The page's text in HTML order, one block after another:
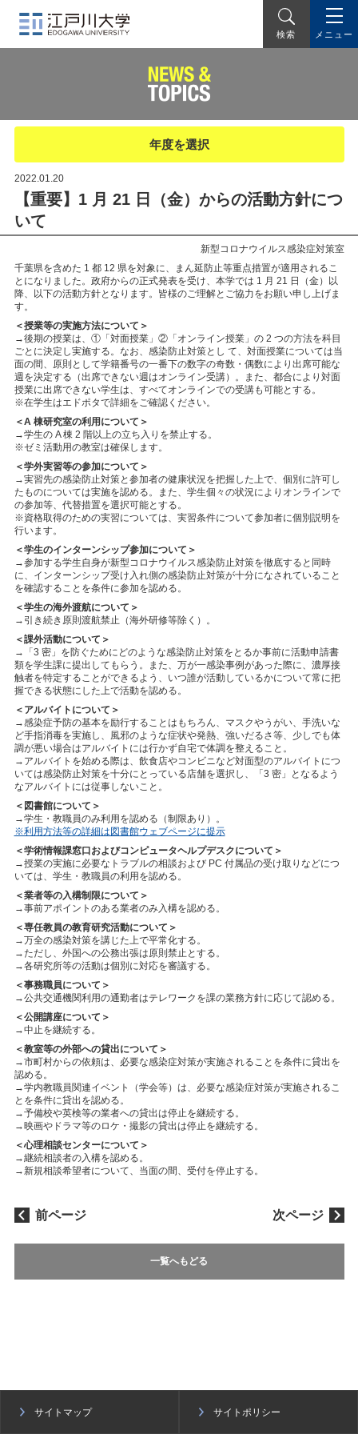
検索 メニュー
年度を選択
2022.01.20
【重要】1 月 21 日（金）からの活動方針につ
いて
新型コロナウイルス感染症対策室
千葉県を含めた 1 都 12 県を対象に、まん延防止等重点措置が適用されるこ
とになりました。政府からの正式発表を受け、本学では 1 月 21 日（金）以
降、以下の活動方針となります。皆様のご理解とご協力をお願い申し上げま
す。
＜授業等の実施方法について＞
→後期の授業は、①「対⾯授業」②「オンライン授業」の 2 つの⽅法を科⽬
ごとに決定し実施する。なお、感染防⽌対策とし て、対⾯授業については当
⾯の間、原則として学籍番号の⼀番下の数字の奇数・偶数により出席可能な
週を決定する（出席できない週はオンライン受講）。また、都合により対⾯
授業に出席できない学⽣は、すべてオンラインでの受講も可能とする。
※在学生はエドポタで詳細をご確認ください。
＜A 棟研究室の利用について＞
→学生の A 棟 2 階以上の立ち入りを禁止する。
※ゼミ活動用の教室は確保します。
＜学外実習等の参加について＞
→実習先の感染防止対策と参加者の健康状況を把握した上で、個別に許可し
たものについては実施を認める。また、学生個々の状況によりオンラインで
の参加等、代替措置を選択可能とする。
※資格取得のための実習については、実習条件について参加者に個別説明を
行います。
＜学生のインターンシップ参加について＞
→参加する学生自身が新型コロナウイルス感染防止対策を徹底すると同時
に、インターンシップ受け入れ側の感染防止対策が十分になされていること
を確認することを条件に参加を認める。
＜学生の海外渡航について＞
→引き続き原則渡航禁止（海外研修等除く）。
＜課外活動について＞
→「3 密」を防ぐためにどのような感染防⽌対策をとるか事前に活動申請書
類を学⽣課に提出してもらう。また、万が⼀感染事例があった際に、濃厚接
触者を特定することができるよう、いつ誰が活動しているかについて常に把
握できる状態にした上で活動を認める。
＜アルバイトについて＞
→感染症予防の基本を励行することはもちろん、マスクやうがい、手洗いな
ど手指消毒を実施し、風邪のような症状や発熱、強いだるさ等、少しでも体
調が悪い場合はアルバイトには行かず自宅で体調を整えること。
→アルバイトを始める際は、飲食店やコンビニなど対面型のアルバイトにつ
いては感染防止対策を十分にとっている店舗を選択し、「3 密」となるよう
なアルバイトには従事しないこと。
＜図書館について＞
→学生・教職員のみ利用を認める（制限あり）。
※利用方法等の詳細は図書館ウェブページに提示
＜学術情報課窓口およびコンピュータヘルプデスクについて＞
→授業の実施に必要なトラブルの相談および PC 付属品の受け取りなどにつ
いては、学生・教職員の利用を認める。
＜業者等の入構制限について＞
→事前アポイントのある業者のみ入構を認める。
＜専任教員の教育研究活動について＞
→万全の感染対策を講じた上で平常化する。
→ただし、外国への公務出張は原則禁止とする。
→各研究所等の活動は個別に対応を審議する。
＜事務職員について＞
→公共交通機関利用の通勤者はテレワークを課の業務方針に応じて認める。
＜公開講座について＞
→中止を継続する。
＜教室等の外部への貸出について＞
→市町村からの依頼は、必要な感染症対策が実施されることを条件に貸出を
認める。
→学内教職員関連イベント（学会等）は、必要な感染症対策が実施されるこ
とを条件に貸出を認める。
→予備校や英検等の業者への貸出は停止を継続する。
→映画やドラマ等のロケ・撮影の貸出は停止を継続する。
＜心理相談センターについて＞
→継続相談者の入構を認める。
→新規相談希望者について、当面の間、受付を停止する。
前ページ 次ページ
一覧へもどる
サイトマップ サイトポリシー